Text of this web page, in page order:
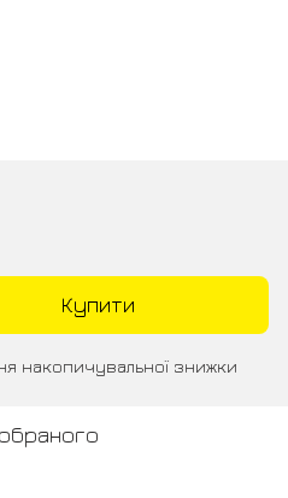
Купити
накопичувальної знижки